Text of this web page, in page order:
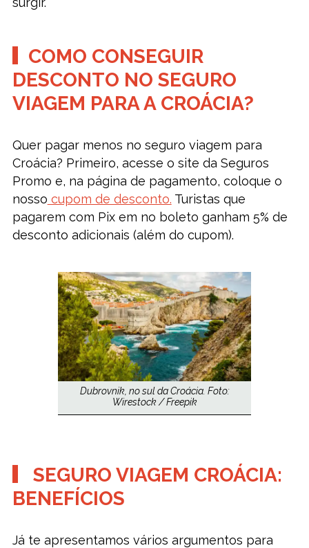
COMO CONSEGUIR
DESCONTO NO SEGURO
VIAGEM PARA A CROÁCIA?
Quer pagar menos no seguro viagem para
Croácia? Primeiro, acesse o site da Seguros
Promo e, na página de pagamento, coloque o
nosso cupom de desconto. Turistas que
pagarem com Pix em no boleto ganham 5% de
desconto adicionais (além do cupom).
Dubrovnik, no sul da Croácia. Foto:
Wirestock / Freepik
SEGURO VIAGEM CROÁCIA:
BENEFÍCIOS
Já te apresentamos vários argumentos para